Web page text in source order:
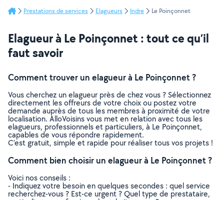
Prestations de services Elagueurs Indre Le Poinçonnet
Elagueur à Le Poinçonnet : tout ce qu’il
faut savoir
Comment trouver un elagueur à Le Poinçonnet ?
Vous cherchez un elagueur près de chez vous ? Sélectionnez
directement les offreurs de votre choix ou postez votre
demande auprès de tous les membres à proximité de votre
localisation. AlloVoisins vous met en relation avec tous les
elagueurs, professionnels et particuliers, à Le Poinçonnet,
capables de vous répondre rapidement.
C’est gratuit, simple et rapide pour réaliser tous vos projets !
Comment bien choisir un elagueur à Le Poinçonnet ?
Voici nos conseils :
- Indiquez votre besoin en quelques secondes : quel service
recherchez-vous ? Est-ce urgent ? Quel type de prestataire,